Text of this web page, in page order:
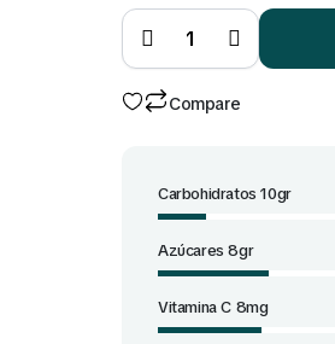
sabor
durazno
de 145
ml
Compare
Carbohidratos 10gr
Azúcares 8gr
Vitamina C 8mg